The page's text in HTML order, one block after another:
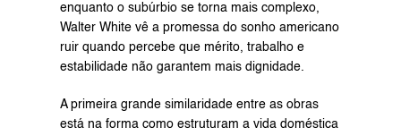
enquanto o subúrbio se torna mais complexo,
Walter White vê a promessa do sonho americano
ruir quando percebe que mérito, trabalho e
estabilidade não garantem mais dignidade.
A primeira grande similaridade entre as obras
está na forma como estruturam a vida doméstica